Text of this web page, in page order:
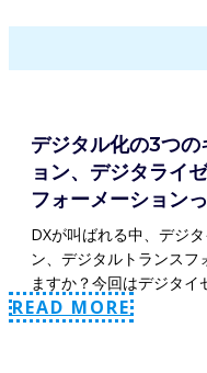
デジタル化の3つ
ョン、デジタライ
フォーメーション
DXが叫ばれる中、デジ
ン、デジタルトランス
ますか？今回はデジタイ
READ MORE